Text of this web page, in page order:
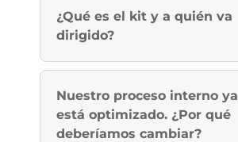
¿Qué es el kit y a quién va
dirigido?
Nuestro proceso interno ya
está optimizado. ¿Por qué
deberíamos cambiar?